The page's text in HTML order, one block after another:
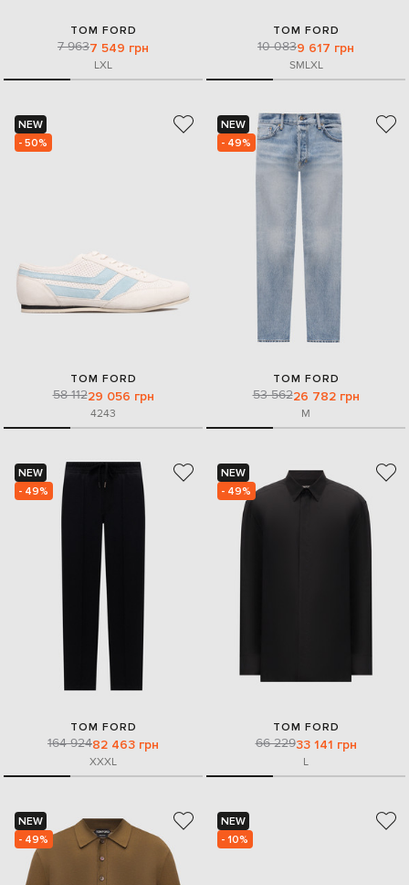
TOM FORD
7 9637 549 грн
LXL
TOM FORD
10 0839 617 грн
SMLXL
NEW
- 50%
TOM FORD
58 11229 056 грн
4243
NEW
- 49%
TOM FORD
53 56226 782 грн
M
NEW
- 49%
TOM FORD
164 92482 463 грн
XXXL
NEW
- 49%
TOM FORD
66 22933 141 грн
L
NEW
- 49%
NEW
- 10%